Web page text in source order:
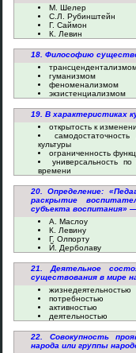
М. Шелер
С.Л. Рубинштейн
Г. Саймон
К. Левин
18. Философию
гуманизмом
феноменализмом
экзистенциализмом
19. В характеристиках
открытость к
культуры
ограниченность
универсальность
времени
20. Определение:
раскрытие
субъекта воспитания»
А. Маслоу
К. Левину
Г. Олпорту
Й. Дерболаву
21. Деятельное
существования в мире
жизнедеятельностью
потребностью
активностью
деятельностью
22. Совокупность
народа или группы